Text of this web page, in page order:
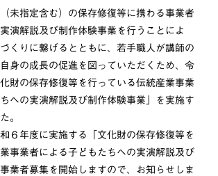
未指定含む）の保存修復等に携わる事業者
演解説及び制作体験事業を行うことによ
くりに繋げるとともに、若手職人が講師の
身の成長の促進を図っていただくため、令
財の保存修復等を行っている伝統産業事業
への実演解説及び制作体験事業」を実施す
。
６年度に実施する「文化財の保存修復等を
事業者による子どもたちへの実演解説及び
業者募集を開始しますので、お知らせしま